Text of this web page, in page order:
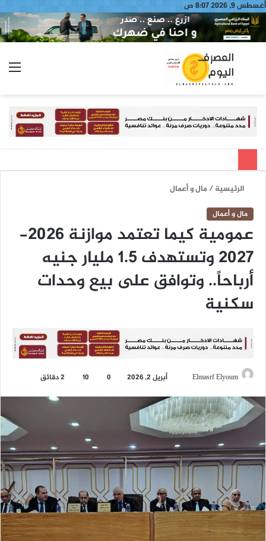
أغسطس 9, 2026 8:07 ص
بحث
الرئيسية/مال و أعمال
مال و أعمال
عمومية كيما تعتمد موازنة 2026-
2027 وتستهدف 1.5 مليار جنيه
أرباحاً.. وتوافق على بيع وحدات
سكنية
Elmasrf Elyoum
س
ل
ب
ر
ي
ا
إ
ل
ك
أبريل 2, 2026 0
10